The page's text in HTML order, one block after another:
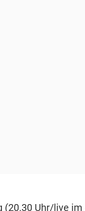
(20.30 Uhr/live im